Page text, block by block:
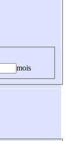
mois